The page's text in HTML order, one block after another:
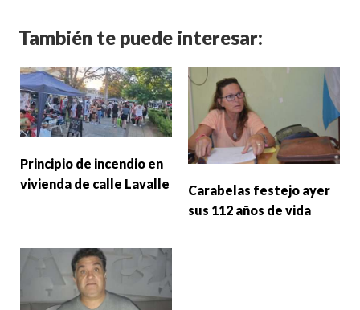
También te puede interesar:
Principio de incendio en
vivienda de calle Lavalle
Carabelas festejo ayer
sus 112 años de vida